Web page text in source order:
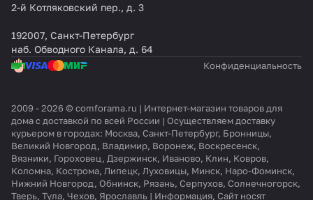
2-й Котляковский пер., д. 3
192007, Санкт-Петербург
наб. Обводного Канала, д. 64
Конфиденциальность
2009 - 2026 © comforama.ru | Интернет-магазин товаров для
дома с доставкой по всей России | Осуществляем доставку
курьером в городах: Москва, Санкт-Петербург, Бронницы,
Великий Новгород, Владимир, Воронеж, Воскресенск,
Вязники, Гороховец, Дзержинск, Иваново, Клин, Ковров,
Коломна, Кострома, Липецк, Луховицы, Минск, Наро-Фоминск,
Нижний Новгород, Обнинск, Рязань, Серпухов, Солнечногорск,
Тверь, Тула, Чехов, Ярославль | Информация, Сайт носят